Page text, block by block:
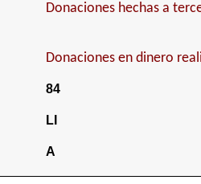
Donaciones hechas a
Donaciones en dinero
84
LI
A